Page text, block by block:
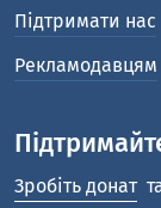
Підтримати нас
Рекламодавцям
Зробіть донат